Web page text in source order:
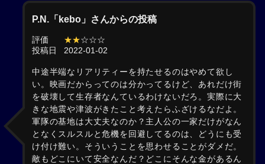
P.N.「kebo」さんからの投稿
評価 ★★☆☆☆
投稿日
2022-01-02
中途半端なリアリティーを持たせるのはやめて欲し
い。映画だからってのは分かってるけど、あれだけ街
を破壊して生存者なんているわけないだろ。実際に大
きな地震や津波がきたこと考えたらふざけるなだよ。
軍隊の基地は大丈夫なのか？主人公の一家だけがなん
となくスルスルと危機を回避してるのは、どうにも受
け付け難い。そういうことを思わせることがダメだ。
敵もどこにいて安全なんだ？どこにそんな金があるん